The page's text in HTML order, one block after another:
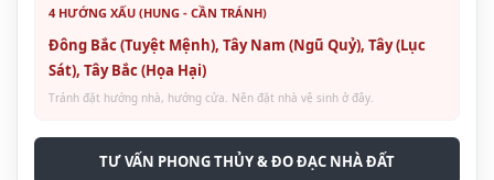
4 HƯỚNG XẤU (HUNG - CẦN TRÁNH)
Đông Bắc (Tuyệt Mệnh), Tây Nam (Ngũ Quỷ), Tây (Lục
Sát), Tây Bắc (Họa Hại)
Tránh đặt hướng nhà, hướng cửa. Nên đặt nhà vệ sinh ở đây.
TƯ VẤN PHONG THỦY & ĐO ĐẠC NHÀ ĐẤT